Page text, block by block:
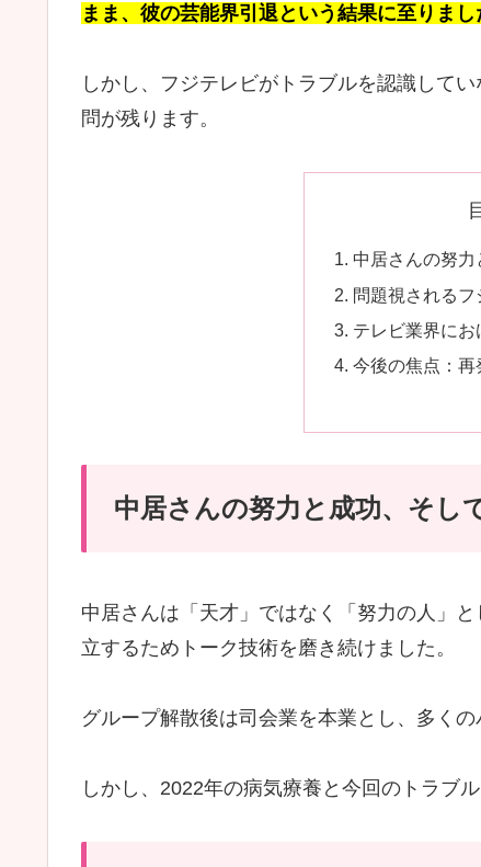
まま、彼の芸能界引退という結果に至りまし
しかし、フジテレビがトラブルを認識して
問が残ります。
中居さんの努
問題視される
テレビ業界に
今後の焦点：
中居さんの努力と成功、そし
中居さんは「天才」ではなく「努力の人」
立するためトーク技術を磨き続けました。
グループ解散後は司会業を本業とし、多くの
しかし、2022年の病気療養と今回のトラブ